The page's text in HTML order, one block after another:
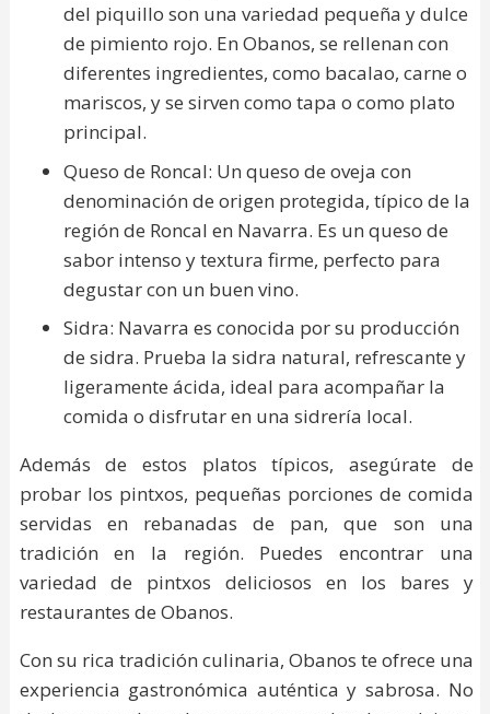
del piquillo son una variedad pequeña y dulce
de pimiento rojo. En Obanos, se rellenan con
diferentes ingredientes, como bacalao, carne o
mariscos, y se sirven como tapa o como plato
principal.
Queso de Roncal: Un queso de oveja con
denominación de origen protegida, típico de la
región de Roncal en Navarra. Es un queso de
sabor intenso y textura firme, perfecto para
degustar con un buen vino.
Sidra: Navarra es conocida por su producción
de sidra. Prueba la sidra natural, refrescante y
ligeramente ácida, ideal para acompañar la
comida o disfrutar en una sidrería local.
Además de estos platos típicos, asegúrate de
probar los pintxos, pequeñas porciones de comida
servidas en rebanadas de pan, que son una
tradición en la región. Puedes encontrar una
variedad de pintxos deliciosos en los bares y
restaurantes de Obanos.
Con su rica tradición culinaria, Obanos te ofrece una
experiencia gastronómica auténtica y sabrosa. No